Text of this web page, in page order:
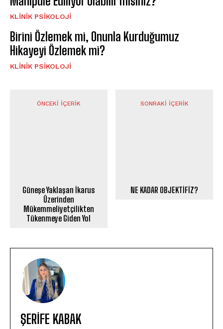
KLINIK PSIKOLOJI
Birini Özlemek mi, Onunla Kurduğumuz
Hikayeyi Özlemek mi?
KLINIK PSIKOLOJI
ÖNCEKI İÇERIK
Güneşe Yaklaşan İkarus
Üzerinden
Mükemmeliyetçilikten
Tükenmeye Giden Yol
SONRAKI İÇERIK
NE KADAR OBJEKTİFİZ?
ŞERIFE KABAK